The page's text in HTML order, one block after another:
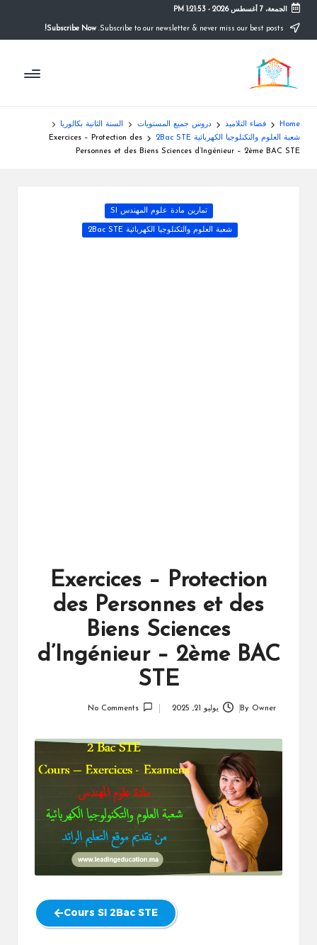
content
الجمعة، 7 أغسطس 2026 -
1:21:53 PM
Subscribe Now!
م
و
ق
ع
التعليم
الصريح
Home فضاء التلاميذ دروس جميع المستويات
السنة الثانية بكالوريا
شعبة العلوم والتكنلوجيا الكهربائية 2Bac STE
Exercices – Protection des
Personnes et des Biens Sciences d’Ingénieur – 2ème BAC STE
Posted
in
تمارين مادة علوم المهندس SI
شعبة العلوم والتكنلوجيا الكهربائية 2Bac STE
Exercices – Protection
des Personnes et des
Biens Sciences
d’Ingénieur – 2ème BAC
STE
By Owner يوليو 21, 2025 No Comments
Cours SI 2Bac STE